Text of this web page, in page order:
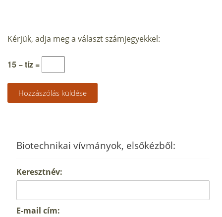
Kérjük, adja meg a választ számjegyekkel:
15 − tíz =
Biotechnikai vívmányok, elsőkézből:
Keresztnév:
E-mail cím: